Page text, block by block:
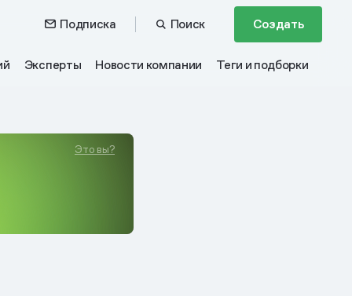
Подписка Поиск Создать
Эксперты Новости компании Теги и подборки
Это вы?